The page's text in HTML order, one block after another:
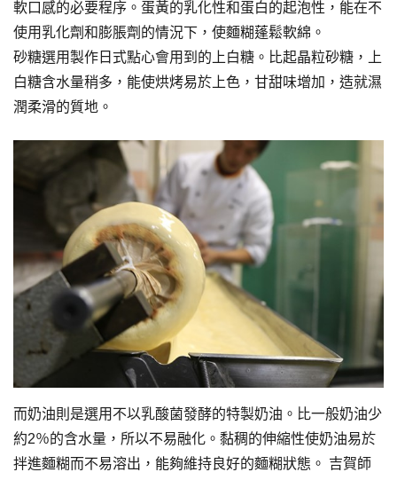
軟口感的必要程序。蛋黃的乳化性和蛋白的起泡性，能在不
使用乳化劑和膨脹劑的情況下，使麵糊蓬鬆軟綿。
砂糖選用製作日式點心會用到的上白糖。比起晶粒砂糖，上
白糖含水量稍多，能使烘烤易於上色，甘甜味增加，造就濕
潤柔滑的質地。
而奶油則是選用不以乳酸菌發酵的特製奶油。比一般奶油少
約2％的含水量，所以不易融化。黏稠的伸縮性使奶油易於
拌進麵糊而不易溶出，能夠維持良好的麵糊狀態。 吉賀師